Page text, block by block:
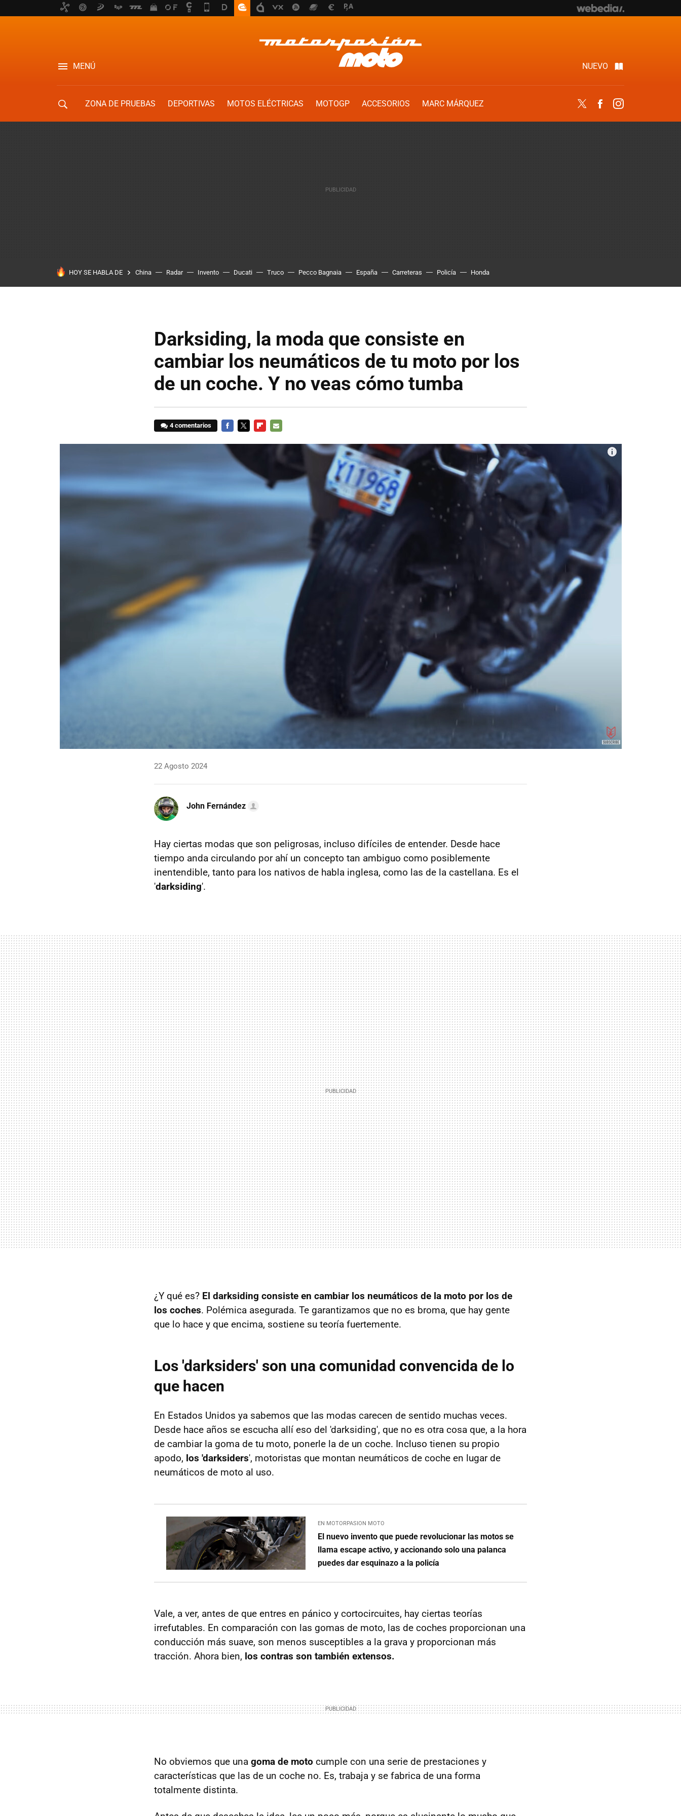
MENÚ NUEVO
ZONA DE PRUEBAS DEPORTIVAS MOTOS ELÉCTRICAS MOTOGP ACCESORIOS
MARC MÁRQUEZ
Twitter Facebook
HOY SE HABLA DE China Radar Invento Ducati Truco Pecco Bagnaia España Carreteras Policía Honda
Darksiding, la moda que consiste en
cambiar los neumáticos de tu moto por los
de un coche. Y no veas cómo tumba
4 comentarios
22 Agosto 2024
John Fernández
Hay ciertas modas que son peligrosas, incluso difíciles de entender. Desde hace
tiempo anda circulando por ahí un concepto tan ambiguo como posiblemente
inentendible, tanto para los nativos de habla inglesa, como las de la castellana. Es el
'darksiding'.
¿Y qué es? El darksiding consiste en cambiar los neumáticos de la moto por los de
los coches. Polémica asegurada. Te garantizamos que no es broma, que hay gente
que lo hace y que encima, sostiene su teoría fuertemente.
Los 'darksiders' son una comunidad convencida de lo
que hacen
En Estados Unidos ya sabemos que las modas carecen de sentido muchas veces.
Desde hace años se escucha allí eso del 'darksiding', que no es otra cosa que, a la hora
de cambiar la goma de tu moto, ponerle la de un coche. Incluso tienen su propio
apodo, los 'darksiders', motoristas que montan neumáticos de coche en lugar de
neumáticos de moto al uso.
EN MOTORPASION MOTO
El nuevo invento que puede revolucionar las motos se
llama escape activo, y accionando solo una palanca
puedes dar esquinazo a la policía
Vale, a ver, antes de que entres en pánico y cortocircuites, hay ciertas teorías
irrefutables. En comparación con las gomas de moto, las de coches proporcionan una
conducción más suave, son menos susceptibles a la grava y proporcionan más
tracción. Ahora bien, los contras son también extensos.
No obviemos que una goma de moto cumple con una serie de prestaciones y
características que las de un coche no. Es, trabaja y se fabrica de una forma
totalmente distinta.